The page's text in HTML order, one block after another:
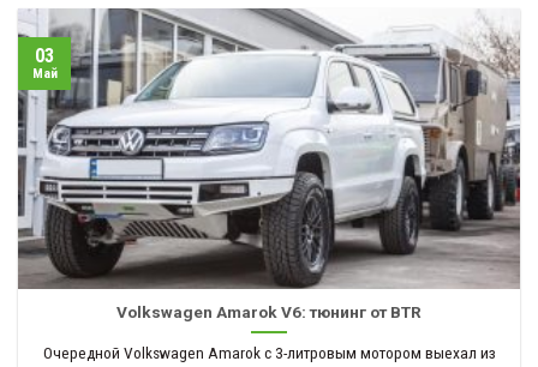
Volkswagen Amarok V6: тюнинг от BTR
Очередной Volkswagen Amarok с 3-литровым мотором выехал из
03
Май